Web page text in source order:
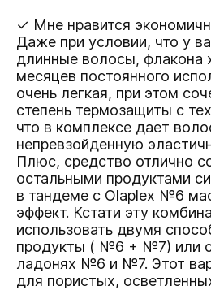
✓ Мне нравится
Даже при условии, что у
длинные волосы, флакона
месяцев постоянного
очень легкая, при этом
степень термозащиты с
что в комплексе дает
непревзойденную
Плюс, средство отлично
остальными продуктами
в тандеме с Olaplex №6
эффект. Кстати эту
использовать двумя
продукты ( №6 + №7) или
ладонях №6 и №7. Этот
для пористых,